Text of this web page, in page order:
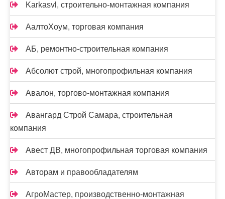
Karkasvl, строительно-монтажная компания
АалтоХоум, торговая компания
АБ, ремонтно-строительная компания
Абсолют строй, многопрофильная компания
Авалон, торгово-монтажная компания
Авангард Строй Самара, строительная
компания
Авест ДВ, многопрофильная торговая компания
Авторам и правообладателям
АгроМастер, производственно-монтажная